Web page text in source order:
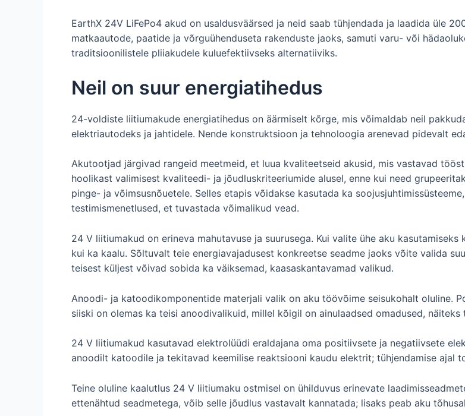
EarthX 24V LiFePo4 akud on usaldusväärsed ja neid saab tühjendada ja laadida üle
matkaautode, paatide ja võrguühenduseta rakenduste jaoks, samuti varu- või
traditsioonilistele pliiakudele kuluefektiivseks alternatiiviks.
Neil on suur energiatihedus
24-voldiste liitiumakude energiatihedus on äärmiselt kõrge, mis võimaldab neil
elektriautodeks ja jahtidele. Nende konstruktsioon ja tehnoloogia arenevad pidevalt
Akutootjad järgivad rangeid meetmeid, et luua kvaliteetseid akusid, mis vastavad
hoolikast valimisest kvaliteedi- ja jõudluskriteeriumide alusel, enne kui need
pinge- ja võimsusnõuetele. Selles etapis võidakse kasutada ka
testimismenetlused, et tuvastada võimalikud vead.
24 V liitiumakud on erineva mahutavuse ja suurusega. Kui valite ühe aku
kui ka kaalu. Sõltuvalt teie energiavajadusest konkreetse seadme jaoks võite valida
teisest küljest võivad sobida ka väiksemad, kaasaskantavamad valikud.
Anoodi- ja katoodikomponentide materjali valik on aku töövõime seisukohalt oluline.
siiski on olemas ka teisi anoodivalikuid, millel kõigil on ainulaadsed omadused, näiteks
24 V liitiumakud kasutavad elektrolüüdi eraldajana oma positiivsete ja negatiivsete
anoodilt katoodile ja tekitavad keemilise reaktsiooni kaudu elektrit; tühjendamise ajal
Teine oluline kaalutlus 24 V liitiumaku ostmisel on ühilduvus erinevate
ettenähtud seadmetega, võib selle jõudlus vastavalt kannatada; lisaks peab aku